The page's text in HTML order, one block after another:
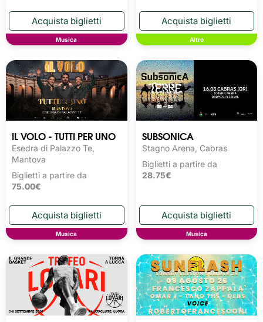
Musica Altro
IL VOLO - TUTTI PER UNO
Esedra di Palazzo Te,
Mantova
Biglietti a partire da
75.00€
Musica
SUBSONICA
Stagno Arena, Cabras
Biglietti a partire da
28.75€
Musica